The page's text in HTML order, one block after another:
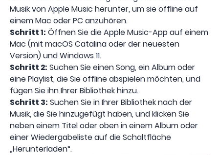
Musik von Apple Music herunter, um sie offline auf
einem Mac oder PC anzuhören.
Schritt 1: Öffnen Sie die Apple Music-App auf einem
Mac (mit macOS Catalina oder der neuesten
Version) und Windows 11.
Schritt 2: Suchen Sie einen Song, ein Album oder
eine Playlist, die Sie offline abspielen möchten, und
fügen Sie ihn Ihrer Bibliothek hinzu.
Schritt 3: Suchen Sie in Ihrer Bibliothek nach der
Musik, die Sie hinzugefügt haben, und klicken Sie
neben einem Titel oder oben in einem Album oder
einer Wiedergabeliste auf die Schaltfläche
„Herunterladen“.